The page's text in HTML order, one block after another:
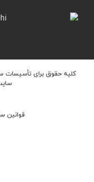
کلیه حقوق برای تأسیسات
قوانین